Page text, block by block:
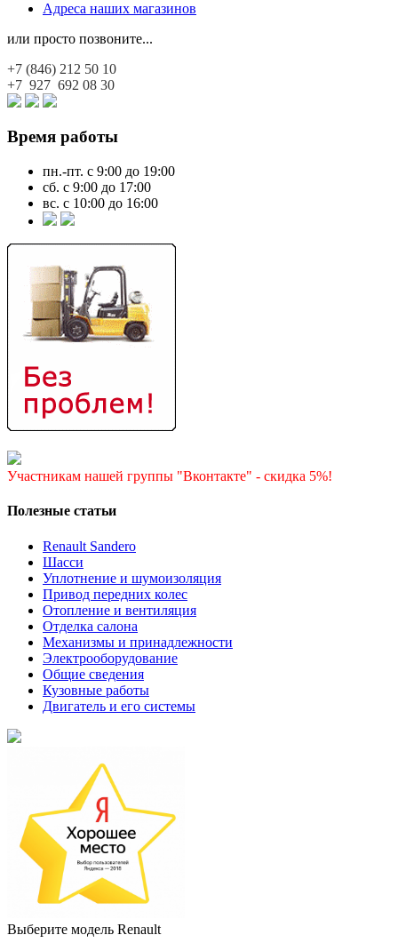
Адреса наших магазинов
или просто позвоните...
+7 (846) 212 50 10
+7 927 692 08 30
Время работы
пн.-пт. с 9:00 до 19:00
сб. с 9:00 до 17:00
вс. с 10:00 до 16:00
Участникам нашей группы "Вконтакте" - скидка 5%!
Полезные статьи
Renault Sandero
Шасси
Уплотнение и шумоизоляция
Привод передних колес
Отопление и вентиляция
Отделка салона
Механизмы и принадлежности
Электрооборудование
Общие сведения
Кузовные работы
Двигатель и его системы
Выберите модель Renault